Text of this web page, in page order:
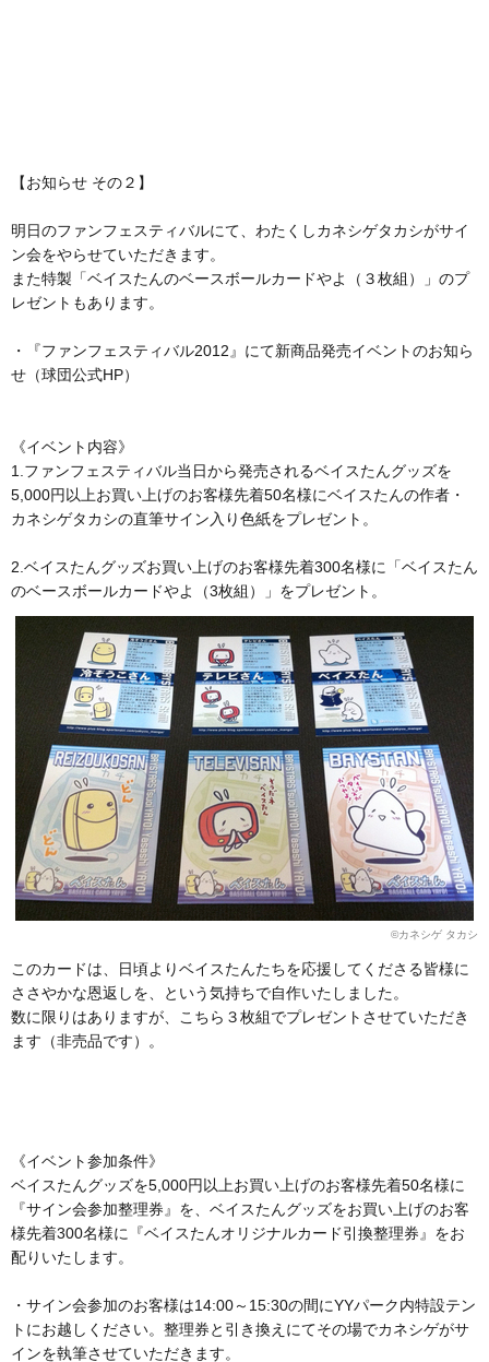
【お知らせ その２】
明日のファンフェスティバルにて、わたくしカネシゲタカシがサイ
ン会をやらせていただきます。
また特製「ベイスたんのベースボールカードやよ（３枚組）」のプ
レゼントもあります。
・『ファンフェスティバル2012』にて新商品発売イベントのお知ら
せ（球団公式HP）
《イベント内容》
1.ファンフェスティバル当日から発売されるベイスたんグッズを
5,000円以上お買い上げのお客様先着50名様にベイスたんの作者・
カネシゲタカシの直筆サイン入り色紙をプレゼント。
2.ベイスたんグッズお買い上げのお客様先着300名様に「ベイスたん
のベースボールカードやよ（3枚組）」をプレゼント。
©カネシゲ タカシ
このカードは、日頃よりベイスたんたちを応援してくださる皆様に
ささやかな恩返しを、という気持ちで自作いたしました。
数に限りはありますが、こちら３枚組でプレゼントさせていただき
ます（非売品です）。
《イベント参加条件》
ベイスたんグッズを5,000円以上お買い上げのお客様先着50名様に
『サイン会参加整理券』を、ベイスたんグッズをお買い上げのお客
様先着300名様に『ベイスたんオリジナルカード引換整理券』をお
配りいたします。
・サイン会参加のお客様は14:00～15:30の間にYYパーク内特設テン
トにお越しください。整理券と引き換えにてその場でカネシゲがサ
インを執筆させていただきます。